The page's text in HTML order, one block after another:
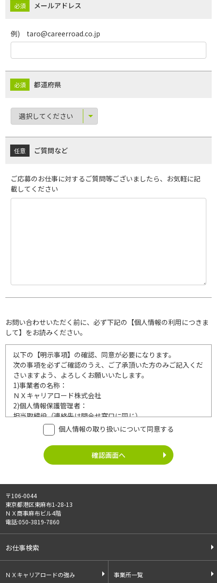
メールアドレス
例) taro@careerroad.co.jp
都道府県
ご質問など
ご応募のお仕事に対するご質問等ございましたら、お気軽に記
載してください
お問い合わせいただく前に、必ず下記の【個人情報の利用につきま
して】をお読みください。
以下の【明示事項】の確認、同意が必要になります。
次の事項を必ずご確認のうえ、ご了承頂いた方のみご記入くだ
さいますよう、よろしくお願いいたします。
1)事業者の名称：
ＮＸキャリアロード株式会社
2)個人情報保護管理者：
担当取締役（連絡先は問合せ窓口に同じ）
利用目的：
ご記入頂いた個人情報は、次の利用目的達成の範囲内において
利用いたします。
個人情報の利用
有料職業紹介事業
・請負事業
ご記入頂いた個人情報は、法令等に定める場合を除いて、ご本
人様の同意なく、第三者に提供することはございません。
5)外部の委託：
ご記入頂いた個人情報は、文書保存、サーバー管理等の目的
個人情報の取り扱いについて同意する
〒106-0044
東京都港区東麻布1-28-13
ＮＸ商事麻布ビル4階
電話:050-3819-7860
お仕事検索
ＮＸキャリアロードの強み 事業所一覧